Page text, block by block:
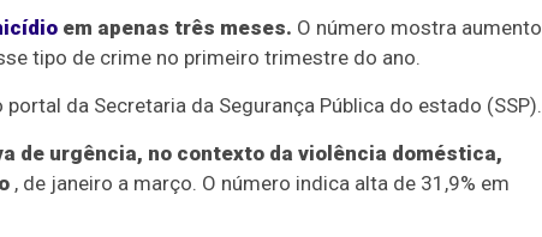
em apenas três meses. O número mostra aumento
tipo de crime no primeiro trimestre do ano.
da Secretaria da Segurança Pública do estado (SSP).
de urgência, no contexto da violência doméstica,
, de janeiro a março. O número indica alta de 31,9% em